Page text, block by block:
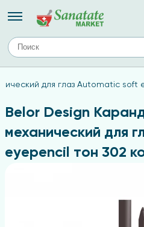
лица
Назад
ТИПЫ КОЖИ
Средства для
Средства для
Средства для
Средства для
для глаз Automatic soft
Belor Design
механический для
eyepencil тон 302